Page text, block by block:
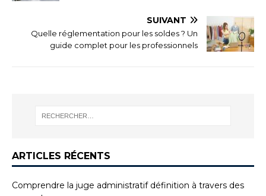
SUIVANT
Quelle réglementation pour les soldes ? Un
guide complet pour les professionnels
ARTICLES RÉCENTS
Comprendre la juge administratif définition à travers des